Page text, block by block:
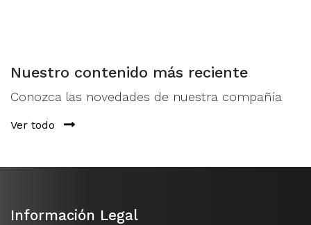
Nuestro contenido más reciente
Conozca las novedades de nuestra compañía
Ver todo
Información Legal